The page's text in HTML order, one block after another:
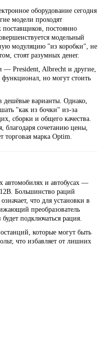
оборудование сегодня
модели проходят
поставщиков, постоянно
модельный
модуляцию "из коробки", не
стоят разумных денег.
— President, Albrecht и другие,
но могут стоить
дешёвые варианты. Однако,
"как из бочки" из-за
сборки и общего качества.
сочетанию цены,
торговая марка Optim.
автомобилях и автобусах —
Большинство раций
что для установки в
преобразователь
подключаться рация.
которые могут быть
что избавляет от лишних